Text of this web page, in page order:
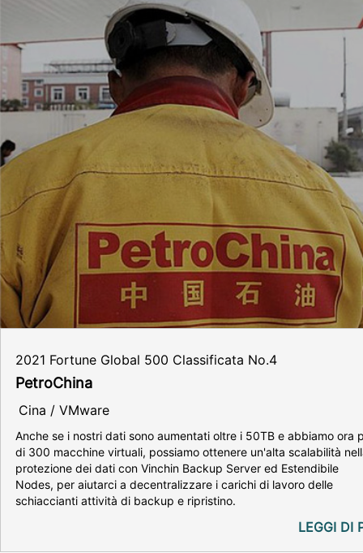
2021 Fortune Global 500 Classificata No.4
PetroChina
Cina / VMware
Anche se i nostri dati sono aumentati oltre i 50TB e abbiamo ora
di 300 macchine virtuali, possiamo ottenere un'alta scalabilità
protezione dei dati con Vinchin Backup Server ed Estendibile
Nodes, per aiutarci a decentralizzare i carichi di lavoro delle
schiaccianti attività di backup e ripristino.
LEGGI DI